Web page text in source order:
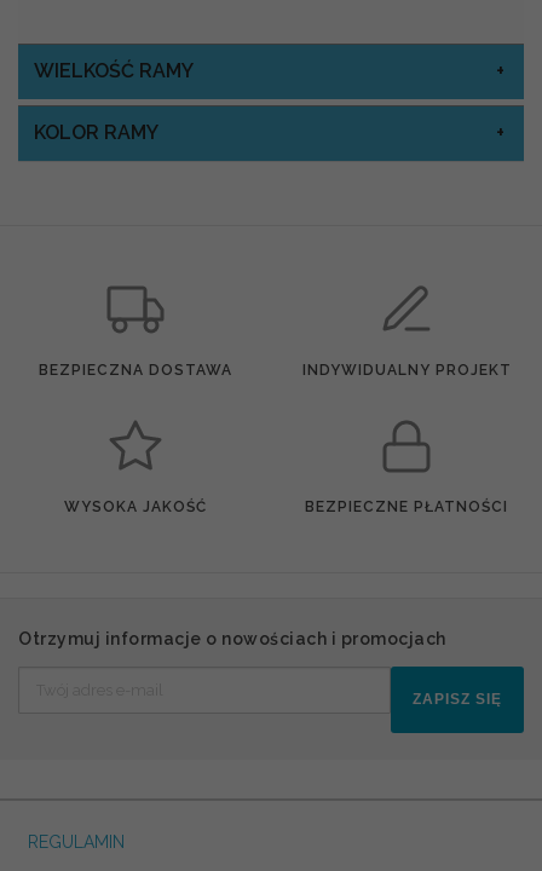
WIELKOŚĆ RAMY
KOLOR RAMY
BEZPIECZNA DOSTAWA INDYWIDUALNY PROJEKT
WYSOKA JAKOŚĆ BEZPIECZNE PŁATNOŚCI
Otrzymuj informacje o nowościach i promocjach
ZAPISZ SIĘ
REGULAMIN